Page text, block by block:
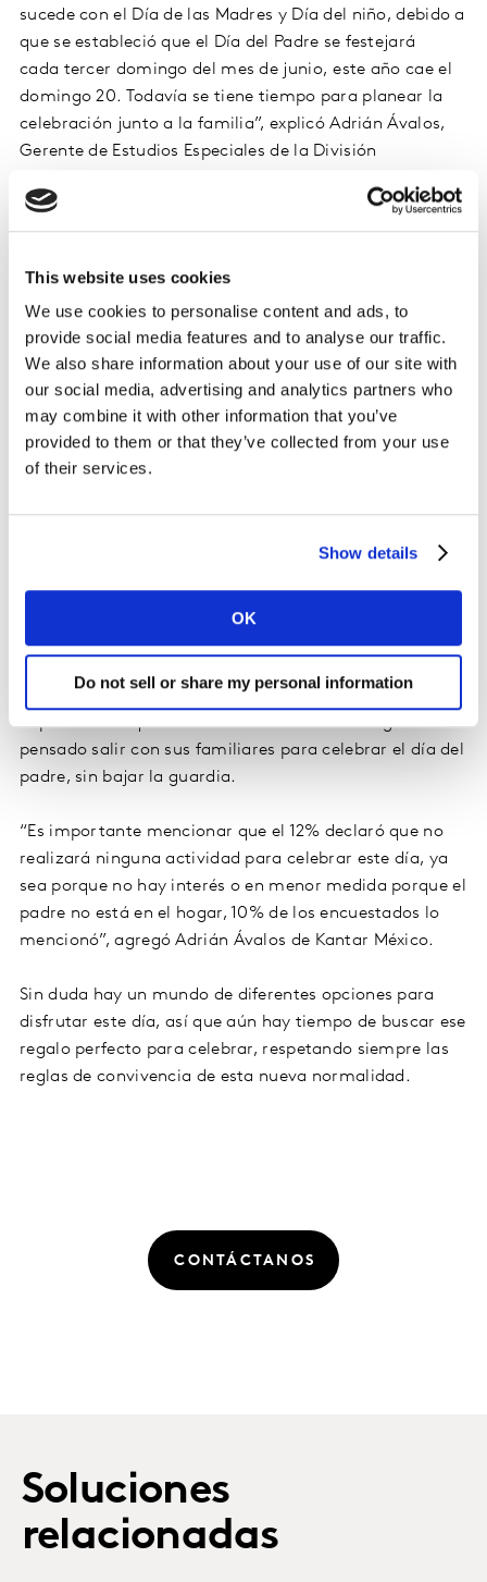
This website uses cookies
We use cookies to personalise content and ads, to
provide social media features and to analyse our traffic.
We also share information about your use of our site with
our social media, advertising and analytics partners who
may combine it with other information that you’ve
provided to them or that they’ve collected from your use
of their services.
Show details
OK
Do not sell or share my personal information
sucede con el Día de las Madres y Día del niño, debido a
que se estableció que el Día del Padre se festejará
cada tercer domingo del mes de junio, este año cae el
domingo 20. Todavía se tiene tiempo para planear la
celebración junto a la familia”, explicó Adrián Ávalos,
Gerente de Estudios Especiales de la División
Los regalos no son la parte central de esta celebración,
presentes pueden ser pequeños detalles hechos por sus
propios hijos y 17% tiene esta opción en mente.
También entran en juego artículos que puedan
resultarle útiles en su vida cotidiana como relojes,
herramientas o alguna prenda de vestir, siendo esta
última, la opción preferida con 25%, mientras que 19%
estaría obsequiando alguna loción u otros detalles
clásicos como dulces o chocolates con un 10% de
Debido a que la mayoría de los estados paso a
semáforo verde, hay varios lugares que ya están
prevenir la propagación de COVID-19, por lo que existe
la posibilidad que 14% de los encuestados tenga
pensado salir con sus familiares para celebrar el día del
padre, sin bajar la guardia.
“Es importante mencionar que el 12% declaró que no
realizará ninguna actividad para celebrar este día, ya
sea porque no hay interés o en menor medida porque el
padre no está en el hogar, 10% de los encuestados lo
mencionó”, agregó Adrián Ávalos de Kantar México.
Sin duda hay un mundo de diferentes opciones para
disfrutar este día, así que aún hay tiempo de buscar ese
regalo perfecto para celebrar, respetando siempre las
reglas de convivencia de esta nueva normalidad.
CONTÁCTANOS
Soluciones
relacionadas